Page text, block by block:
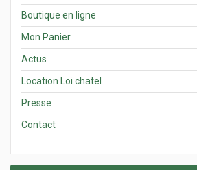
Boutique en ligne
Mon Panier
Actus
Location Loi chatel
Presse
Contact